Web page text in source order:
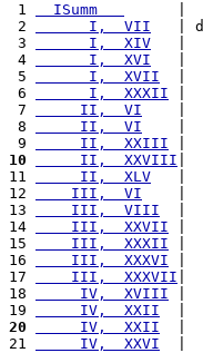
1
  ISumm
2
      I,  VII
|
3
      I,  XIV
4
      I,  XVI
5
      I,  XVII
6
      I,  XXXII
|
7
     II,  VI
8
     II,  VI
9
     II,  XXIII
10
     II,  XXVIII
|
11
     II,  XLV
12
    III,  VI
13
    III,  VIII
14
    III,  XXVII
15
    III,  XXXII
16
    III,  XXXVI
|
17
    III,  XXXVII
18
     IV,  XVIII
19
     IV,  XXII
20
     IV,  XXII
21
     IV,  XXVI